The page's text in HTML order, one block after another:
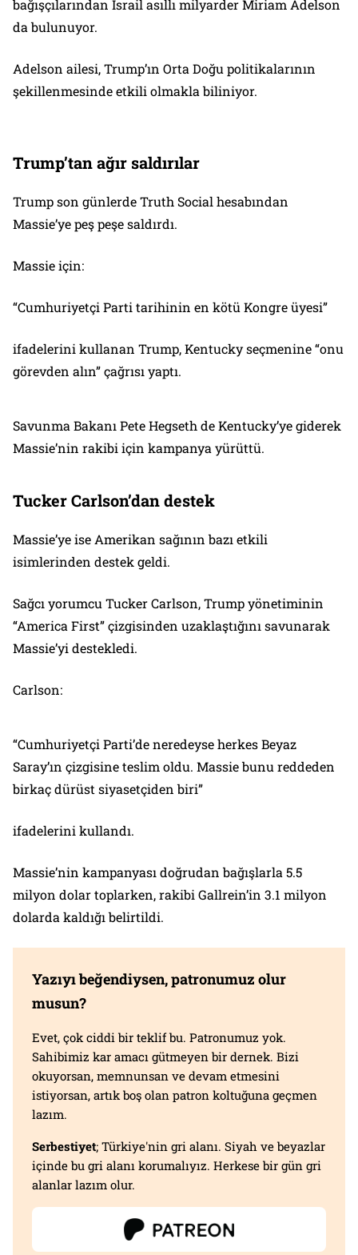
bağışçılarından İsrail asıllı milyarder Miriam Adelson
da bulunuyor.
Adelson ailesi, Trump’ın Orta Doğu politikalarının
şekillenmesinde etkili olmakla biliniyor.
Trump’tan ağır saldırılar
Trump son günlerde Truth Social hesabından
Massie’ye peş peşe saldırdı.
Massie için:
“Cumhuriyetçi Parti tarihinin en kötü Kongre üyesi”
ifadelerini kullanan Trump, Kentucky seçmenine “onu
görevden alın” çağrısı yaptı.
Savunma Bakanı Pete Hegseth de Kentucky’ye giderek
Massie’nin rakibi için kampanya yürüttü.
Tucker Carlson’dan destek
Massie’ye ise Amerikan sağının bazı etkili
isimlerinden destek geldi.
Sağcı yorumcu Tucker Carlson, Trump yönetiminin
“America First” çizgisinden uzaklaştığını savunarak
Massie’yi destekledi.
Carlson:
“Cumhuriyetçi Parti’de neredeyse herkes Beyaz
Saray’ın çizgisine teslim oldu. Massie bunu reddeden
birkaç dürüst siyasetçiden biri”
ifadelerini kullandı.
Massie’nin kampanyası doğrudan bağışlarla 5.5
milyon dolar toplarken, rakibi Gallrein’in 3.1 milyon
dolarda kaldığı belirtildi.
Yazıyı beğendiysen, patronumuz olur
musun?
Evet, çok ciddi bir teklif bu. Patronumuz yok.
Sahibimiz kar amacı gütmeyen bir dernek. Bizi
okuyorsan, memnunsan ve devam etmesini
istiyorsan, artık boş olan patron koltuğuna geçmen
lazım.
Serbestiyet; Türkiye'nin gri alanı. Siyah ve beyazlar
içinde bu gri alanı korumalıyız. Herkese bir gün gri
alanlar lazım olur.